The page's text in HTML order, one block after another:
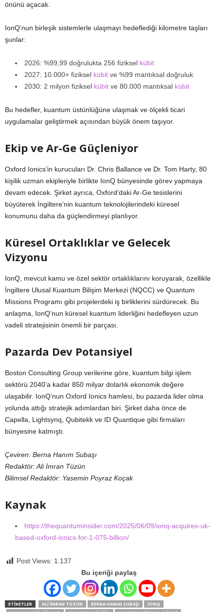
önünü açacak.
IonQ’nun birleşik sistemlerle ulaşmayı hedeflediği kilometre taşları
şunlar:
2026: %99,99 doğrulukta 256 fiziksel kübit
2027: 10.000+ fiziksel kübit ve %99 mantıksal doğruluk
2030: 2 milyon fiziksel kübit ve 80.000 mantıksal kübit
Bu hedefler, kuantum üstünlüğüne ulaşmak ve ölçekli ticari
uygulamalar geliştirmek açısından büyük önem taşıyor.
Ekip ve Ar-Ge Güçleniyor
Oxford Ionics’in kurucuları Dr. Chris Ballance ve Dr. Tom Harty, 80
kişilik uzman ekipleriyle birlikte IonQ bünyesinde görev yapmaya
devam edecek. Şirket ayrıca, Oxford’daki Ar-Ge tesislerini
büyüterek İngiltere’nin kuantum teknolojilerindeki küresel
konumunu daha da güçlendirmeyi planlıyor.
Küresel Ortaklıklar ve Gelecek
Vizyonu
IonQ, mevcut kamu ve özel sektör ortaklıklarını koruyarak, özellikle
İngiltere Ulusal Kuantum Bilişim Merkezi (NQCC) ve Quantum
Missions Programı gibi projelerdeki iş birliklerini sürdürecek. Bu
anlaşma, IonQ’nun küresel kuantum liderliğini hedefleyen uzun
vadeli stratejisinin önemli bir parçası.
Pazarda Dev Potansiyel
Boston Consulting Group verilerine göre, kuantum bilgi işlem
sektörü 2040’a kadar 850 milyar dolarlık ekonomik değere
ulaşabilir. IonQ’nun Oxford Ionics hamlesi, bu pazarda lider olma
yolunda attığı stratejik adımlardan biri. Şirket daha önce de
Capella, Lightsynq, Qubitekk ve ID Quantique gibi firmaları
bünyesine katmıştı.
Çeviren: Berna Hanım Subaşı
Redaktör: Ali İmran Tüzün
Bilimsel Redaktör: Yasemin Poyraz Koçak
Kaynak
https://thequantuminsider.com/2025/06/09/ionq-acquires-uk-
based-oxford-ionics-for-1-075-billion/
Post Views: 1.137
Bu içeriği paylaş
ETIKETLER ALI IMRAN TÜZÜN BERNA HANIM SUBAŞI
IONQ